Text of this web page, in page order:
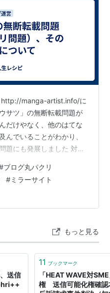
http://manga-artist.info/に
サツ」の無断転載問題が
だけやなく、他のはてな
んでいることがわかり、
題にも発展しました 対策
やみまん」と戦っている
ねんって感じですよ。 サ
なし・・各ＡＳＰ会社に
、弊社では対応が難しい
ブログ丸パクリ
#ミラーサイト
もっと見る
送信
11 ブックマーク
「HEAT WAVE対
権 送信可能化権確認